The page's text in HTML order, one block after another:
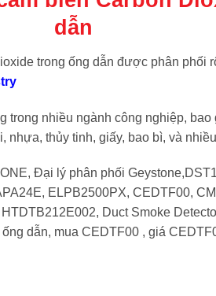
dẫn
trong ống dẫn được phân phối
trong nhiều ngành công nghiệp,
nhựa, thủy tinh, giấy, bao bì, và nhiều
Đại lý phân phối
ELPB2500PX, CEDTF00,
Duct Smoke
dẫn, mua CEDTF00 , giá